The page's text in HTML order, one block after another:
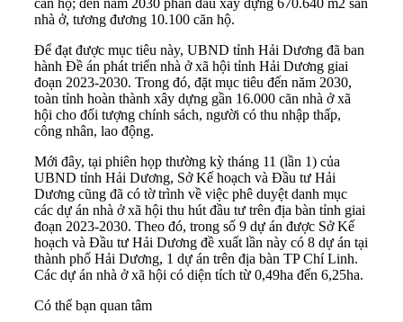
căn hộ; đến năm 2030 phấn đấu xây dựng 670.640 m2 sàn
nhà ở, tương đương 10.100 căn hộ.
Để đạt được mục tiêu này, UBND tỉnh Hải Dương đã ban
hành Đề án phát triển nhà ở xã hội tỉnh Hải Dương giai
đoạn 2023-2030. Trong đó, đặt mục tiêu đến năm 2030,
toàn tỉnh hoàn thành xây dựng gần 16.000 căn nhà ở xã
hội cho đối tượng chính sách, người có thu nhập thấp,
công nhân, lao động.
Mới đây, tại phiên họp thường kỳ tháng 11 (lần 1) của
UBND tỉnh Hải Dương, Sở Kế hoạch và Đầu tư Hải
Dương cũng đã có tờ trình về việc phê duyệt danh mục
các dự án nhà ở xã hội thu hút đầu tư trên địa bàn tỉnh giai
đoạn 2023-2030. Theo đó, trong số 9 dự án được Sở Kế
hoạch và Đầu tư Hải Dương đề xuất lần này có 8 dự án tại
thành phố Hải Dương, 1 dự án trên địa bàn TP Chí Linh.
Các dự án nhà ở xã hội có diện tích từ 0,49ha đến 6,25ha.
Có thể bạn quan tâm